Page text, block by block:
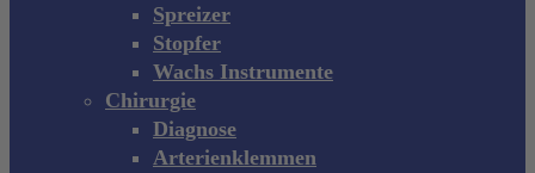
Spreizer
Stopfer
Wachs Instrumente
Chirurgie
Diagnose
Arterienklemmen